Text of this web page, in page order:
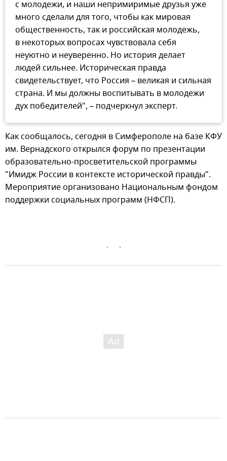
с молодежи, и наши непримиримые друзья уже
много сделали для того, чтобы как мировая
общественность, так и российская молодежь,
в некоторых вопросах чувствовала себя
неуютно и неуверенно. Но история делает
людей сильнее. Историческая правда
свидетельствует, что Россия – великая и сильная
страна. И мы должны воспитывать в молодежи
дух победителей", – подчеркнул эксперт.
Как сообщалось, сегодня в Симферополе на базе КФУ
им. Вернадского открылся форум по презентации
образовательно-просветительской программы
"Имидж России в контексте исторической правды".
Мероприятие организовано Национальным фондом
поддержки социальных программ (НФСП).